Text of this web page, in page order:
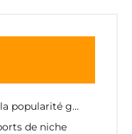
Les sports émergents à la popularité grandissante
de niche